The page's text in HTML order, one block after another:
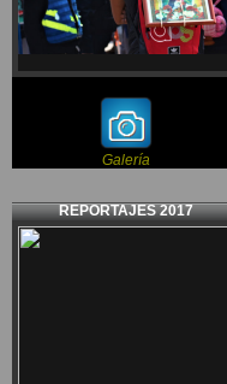
Galería
REPORTAJES 2017